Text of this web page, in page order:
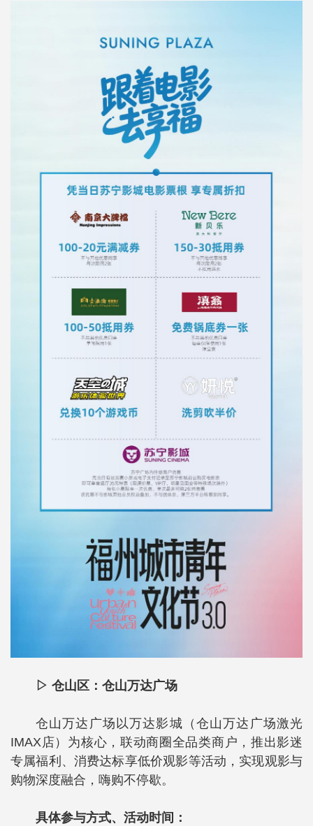
▷ 仓山区：仓山万达广场
仓山万达广场以万达影城（仓山万达广场激光
IMAX店）为核心，联动商圈全品类商户，推出影迷
专属福利、消费达标享低价观影等活动，实现观影与
购物深度融合，嗨购不停歇。
具体参与方式、活动时间：